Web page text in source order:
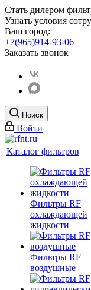
Стать дилером
Узнать условия
Ваш город:
+7(965)914-93-06
Заказать звонок
Поиск
Войти
Каталог фильтров
Фильтры RF
охлаждающей
жидкости
Фильтры RF
воздушные